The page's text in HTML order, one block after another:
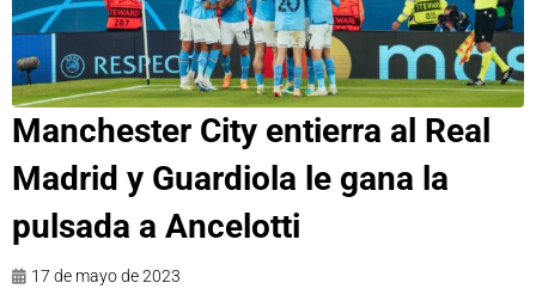
Manchester City entierra al Real
Madrid y Guardiola le gana la
pulsada a Ancelotti
17 de mayo de 2023